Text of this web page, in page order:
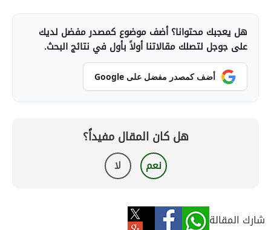
هل يعجبك محتوانا؟ أضف موضوع كمصدر مفضل لديك
على جوجل لتصلك مقالاتنا أولاً بأول في نتائج البحث.
أضف كمصدر مفضل على Google
هل كان المقال مفيداً؟
نعم لا
شارك المقالة